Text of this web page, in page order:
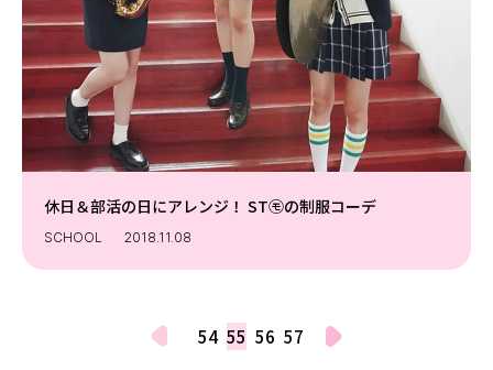
休日＆部活の日にアレンジ！ ST㋲の制服コーデ
SCHOOL 2018.11.08
54 55 56 57